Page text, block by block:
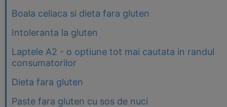
Boala celiaca si dieta fara gluten
Intoleranta la gluten
Laptele A2 - o optiune tot mai cautata in randul
consumatorilor
Dieta fara gluten
Paste fara gluten cu sos de nuci